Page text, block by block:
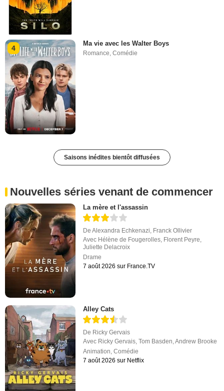
4
Ma vie avec les Walter Boys
Romance,Comédie
Saisons inédites bientôt diffusées
Nouvelles séries venant de commencer
La mère et l'assassin
DeAlexandra Echkenazi Franck Ollivier
Avec Hélène de Fougerolles Florent Peyre
Juliette Delacroix
Drame
7 août 2026 sur France.TV
Alley Cats
De Ricky Gervais
Avec Ricky Gervais,Tom Basden,Andrew Brooke
Animation,Comédie
7 août 2026 sur Netflix